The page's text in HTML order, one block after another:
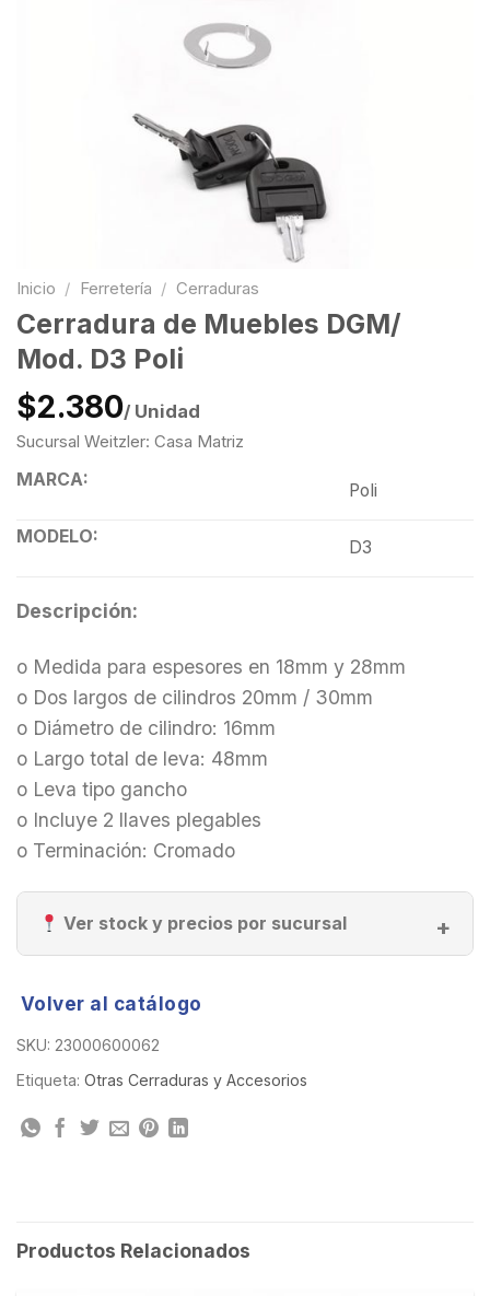
Inicio / Ferretería / Cerraduras
Cerradura de Muebles DGM/
Mod. D3 Poli
$2.380/ Unidad
Sucursal Weitzler: Casa Matriz
MARCA:
Poli
MODELO:
D3
Descripción:
o Medida para espesores en 18mm y 28mm
o Dos largos de cilindros 20mm / 30mm
o Diámetro de cilindro: 16mm
o Largo total de leva: 48mm
o Leva tipo gancho
o Incluye 2 llaves plegables
o Terminación: Cromado
Ver stock y precios por sucursal
Volver al catálogo
SKU: 23000600062
Etiqueta: Otras Cerraduras y Accesorios
Productos Relacionados